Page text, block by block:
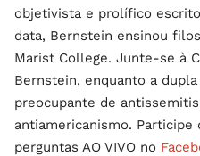
objetivista e prolífico
data, Bernstein ensinou
Marist College. Junte-se à
Bernstein, enquanto a
preocupante de
antiamericanismo. Participe
perguntas AO VIVO no